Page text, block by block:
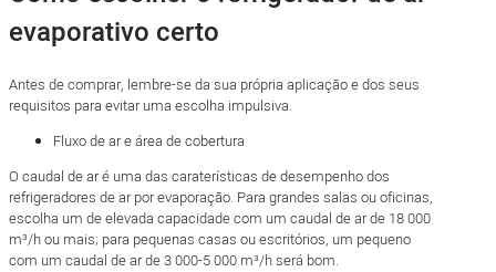
evaporativo certo
Antes de comprar, lembre-se da sua própria aplicação e dos seus
requisitos para evitar uma escolha impulsiva.
Fluxo de ar e área de cobertura
O caudal de ar é uma das caraterísticas de desempenho dos
refrigeradores de ar por evaporação. Para grandes salas ou oficinas,
escolha um de elevada capacidade com um caudal de ar de 18 000
m³/h ou mais; para pequenas casas ou escritórios, um pequeno
com um caudal de ar de 3 000-5 000 m³/h será bom.